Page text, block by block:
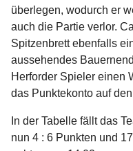
überlegen, wodurch er
auch die Partie verlor.
Spitzenbrett ebenfalls
aussehendes
Herforder Spieler einen
das Punktekonto auf
In der Tabelle fällt das
nun 4 : 6 Punkten und